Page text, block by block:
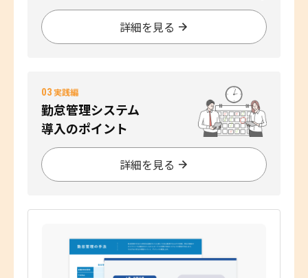
詳細を見る
03実践編
勤怠管理システム
導入のポイント
詳細を見る